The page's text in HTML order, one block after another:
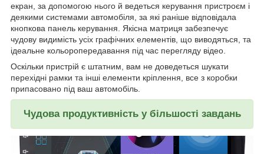
екран, за допомогою нього й ведеться керування пристроєм і
деякими системами автомобіля, за які раніше відповідала
кнопкова панель керування. Якісна матриця забезпечує
чудову видимість усіх графічних елементів, що виводяться, та
ідеальне кольоропередавання під час перегляду відео.
Оскільки пристрій є штатним, вам не доведеться шукати
перехідні рамки та інші елементи кріплення, все з коробки
припасовано під ваш автомобіль.
Чудова продуктивність у більшості завдань